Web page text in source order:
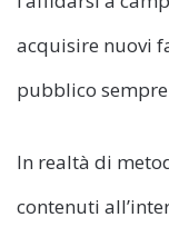
acquisire nuovi
pubblico
In realtà di
contenuti